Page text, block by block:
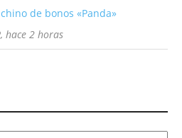
de bonos «Panda»
hace 2 horas